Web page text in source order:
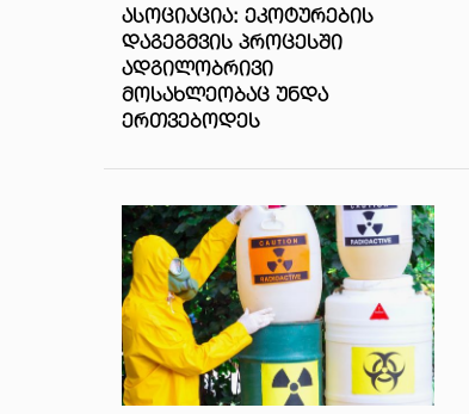
ᲐᲡᲝᲪᲘᲐᲪᲘᲐ: ᲔᲙᲝᲢᲣᲠᲔᲑᲘᲡ
ᲓᲐᲒᲔᲒᲛᲕᲘᲡ ᲞᲠᲝᲪᲔᲡᲨᲘ
ᲐᲓᲒᲘᲚᲝᲑᲠᲘᲕᲘ
ᲛᲝᲡᲐᲮᲚᲔᲝᲑᲐᲪ ᲣᲜᲓᲐ
ᲔᲠᲗᲕᲔᲑᲝᲓᲔᲡ